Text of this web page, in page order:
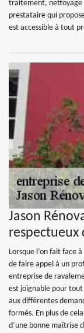
traitement, nettoyage
prestataire qui
est accessible à tout
Jason
respectueux
Lorsque l’on fait face
de faire appel à un
entreprise de
est joignable pour
aux différentes
formés. En plus de
d’une bonne maîtrise